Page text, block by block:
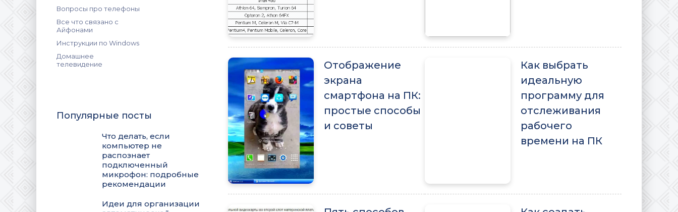
Вопросы про телефоны
Все что связано с
Айфонами
Инструкции по Windows
Домашнее
телевидение
Популярные посты
Что делать, если
компьютер не
распознает
подключенный
микрофон: подробные
рекомендации
Идеи для организации
Отображение
экрана
смартфона на ПК:
простые способы
и советы
Как выбрать
идеальную
программу для
отслеживания
рабочего
времени на ПК